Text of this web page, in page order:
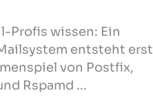
Profis wissen: Ein
entsteht erst
von Postfix,
Rspamd ...